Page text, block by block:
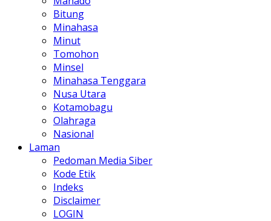
Bitung
Minahasa
Minut
Tomohon
Minsel
Minahasa Tenggara
Nusa Utara
Kotamobagu
Olahraga
Nasional
Laman
Pedoman Media Siber
Kode Etik
Indeks
Disclaimer
LOGIN